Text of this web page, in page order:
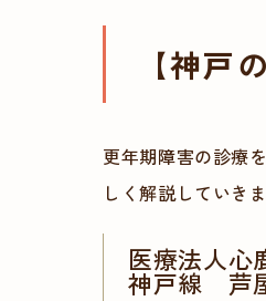
【神戸
更年期障害の診療
しく解説していきま
医療法人心
神戸線 芦